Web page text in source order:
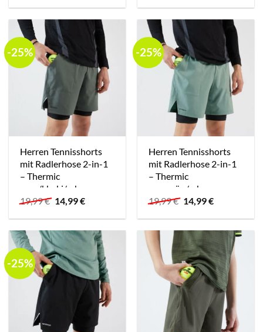
-25%
Herren Tennisshorts
mit Radlerhose 2-in-1
– Thermic
grau/khaki/schwarz
19,99€ Ursprünglicher
Preis
war:
19,99 €
14,99€Aktueller
ist:
14,99 €.
-25%
Herren Tennisshorts
mit Radlerhose 2-in-1
– Thermic
graugrün/schwarz
19,99€ Ursprünglicher
Preis
war:
19,99 €
14,99€Aktueller
ist:
14,99 €.
-25%